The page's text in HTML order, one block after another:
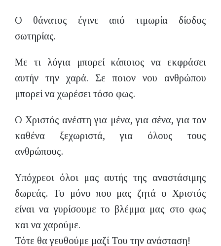
Ο θάνατος έγινε από τιμωρία δίοδος
σωτηρίας.
Με τι λόγια μπορεί κάποιος να εκφράσει
αυτήν την χαρά. Σε ποιον νου ανθρώπου
μπορεί να χωρέσει τόσο φως.
Ο Χριστός ανέστη για μένα, για σένα, για τον
καθένα ξεχωριστά, για όλους τους
ανθρώπους.
Υπόχρεοι όλοι μας αυτής της αναστάσιμης
δωρεάς. Το μόνο που μας ζητά ο Χριστός
είναι να γυρίσουμε το βλέμμα μας στο φως
και να χαρούμε.
Τότε θα γευθούμε μαζί Του την ανάσταση!